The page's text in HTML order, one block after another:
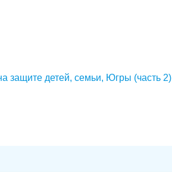
защите детей, семьи, Югры (часть 2)